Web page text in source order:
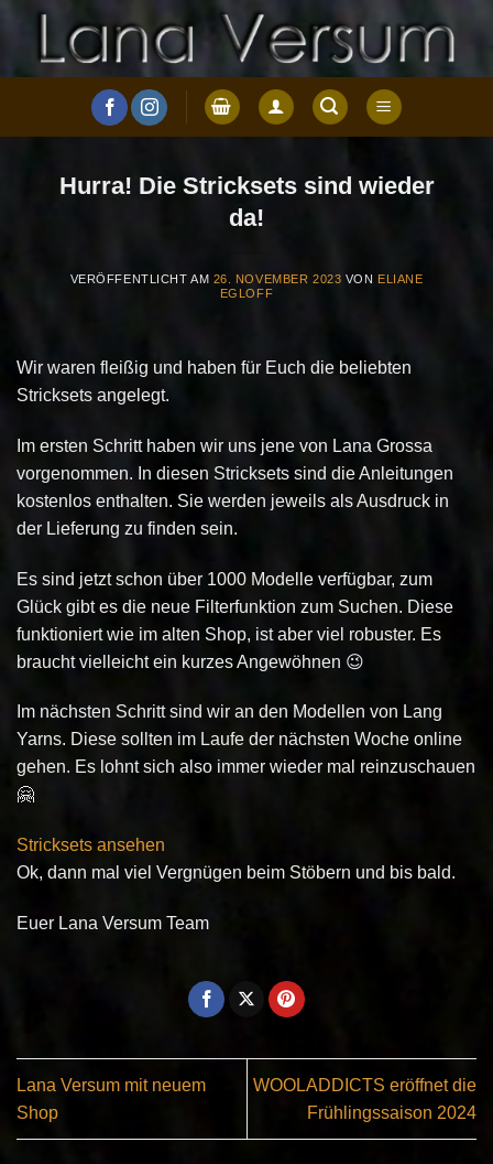
springen
Hurra! Die Stricksets sind wieder
da!
VERÖFFENTLICHT AM 26. NOVEMBER 2023 VON ELIANE
EGLOFF
Wir waren fleißig und haben für Euch die beliebten
Stricksets angelegt.
Im ersten Schritt haben wir uns jene von Lana Grossa
vorgenommen. In diesen Stricksets sind die Anleitungen
kostenlos enthalten. Sie werden jeweils als Ausdruck in
der Lieferung zu finden sein.
Es sind jetzt schon über 1000 Modelle verfügbar, zum
Glück gibt es die neue Filterfunktion zum Suchen. Diese
funktioniert wie im alten Shop, ist aber viel robuster. Es
braucht vielleicht ein kurzes Angewöhnen 😉
Im nächsten Schritt sind wir an den Modellen von Lang
Yarns. Diese sollten im Laufe der nächsten Woche online
gehen. Es lohnt sich also immer wieder mal reinzuschauen
🤗
Stricksets ansehen
Ok, dann mal viel Vergnügen beim Stöbern und bis bald.
Euer Lana Versum Team
Lana Versum mit neuem
Shop
WOOLADDICTS eröffnet die
Frühlingssaison 2024